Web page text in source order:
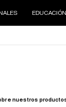
nuestros